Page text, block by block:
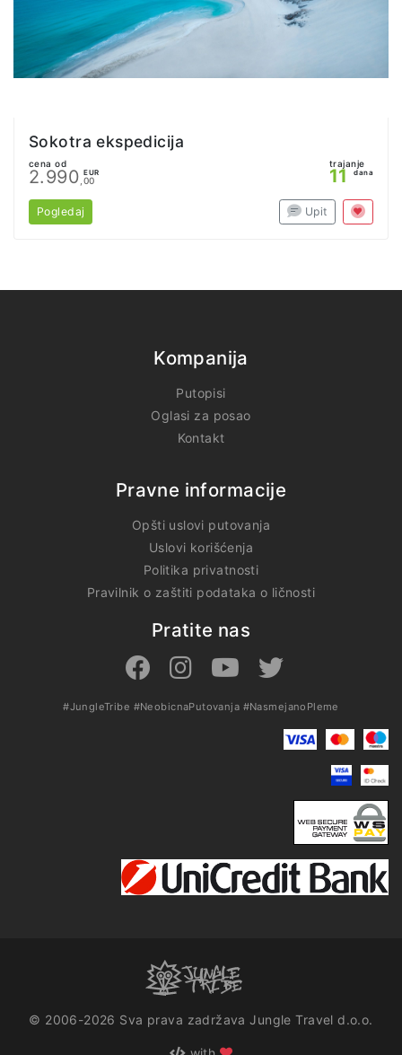
Sokotra ekspedicija
cena od
2.990 EUR
,00
trajanje
11 dana
Pogledaj Upit
Kompanija
Putopisi
Oglasi za posao
Kontakt
Pravne informacije
Opšti uslovi putovanja
Uslovi korišćenja
Politika privatnosti
Pravilnik o zaštiti podataka o ličnosti
Pratite nas
#JungleTribe #NeobicnaPutovanja #NasmejanoPleme
© 2006-2026 Sva prava zadržava Jungle Travel d.o.o.